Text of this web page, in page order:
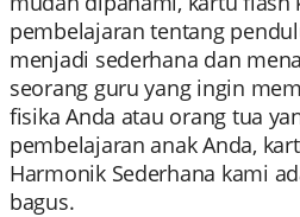
pembelajaran tentang
menjadi sederhana dan
seorang guru yang ingin
fisika Anda atau orang tua
pembelajaran anak Anda,
Harmonik Sederhana kami
bagus.